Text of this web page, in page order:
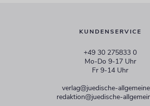
KUNDENSERVICE
+49 30 275833 0
Mo-Do 9-17 Uhr
Fr 9-14 Uhr
verlag@juedische-
redaktion@juedische-